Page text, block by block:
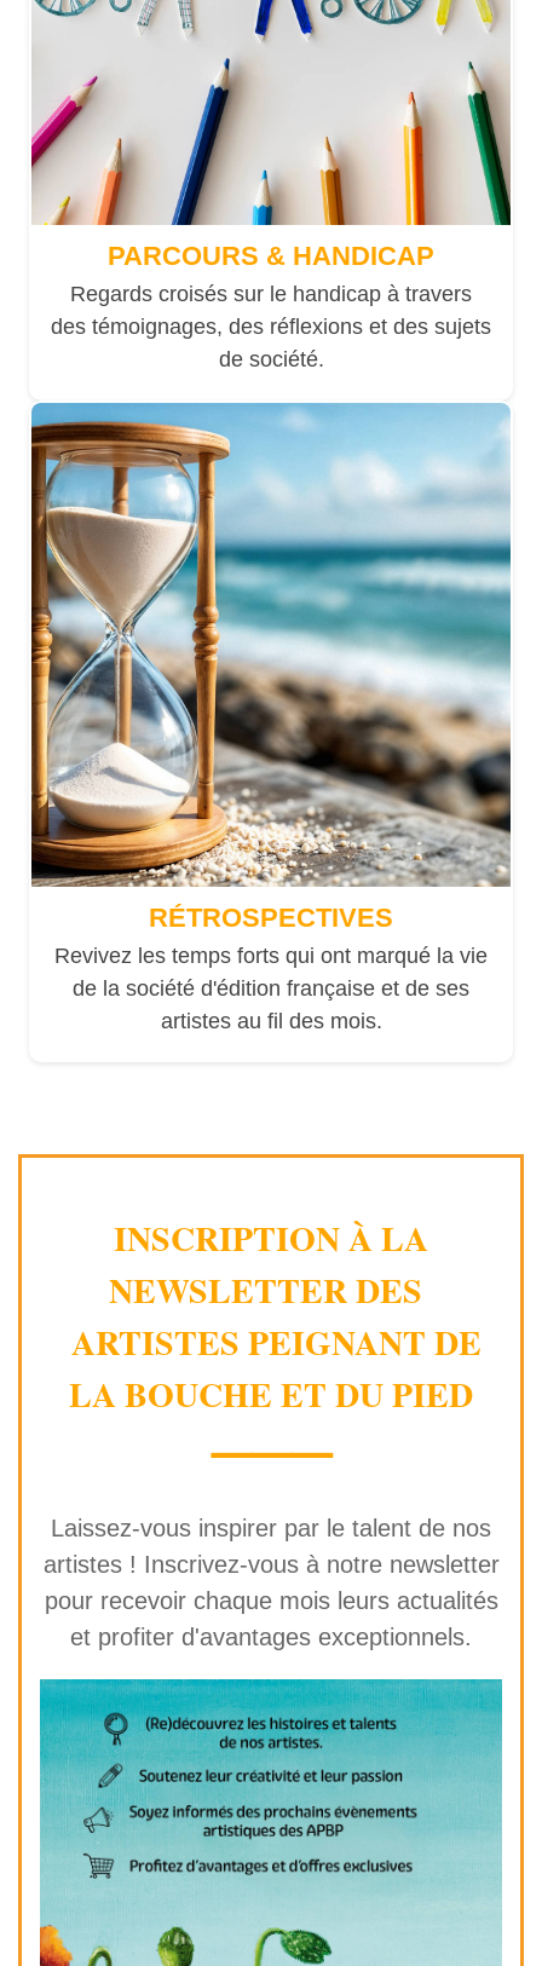
PARCOURS & HANDICAP
Regards croisés sur le handicap à travers
des témoignages, des réflexions et des sujets
de société.
RÉTROSPECTIVES
Revivez les temps forts qui ont marqué la vie
de la société d'édition française et de ses
artistes au fil des mois.
INSCRIPTION À LA
NEWSLETTER DES
ARTISTES PEIGNANT DE
LA BOUCHE ET DU PIED
⸻
Laissez-vous inspirer par le talent de nos
artistes ! Inscrivez-vous à notre newsletter
pour recevoir chaque mois leurs actualités
et profiter d'avantages exceptionnels.